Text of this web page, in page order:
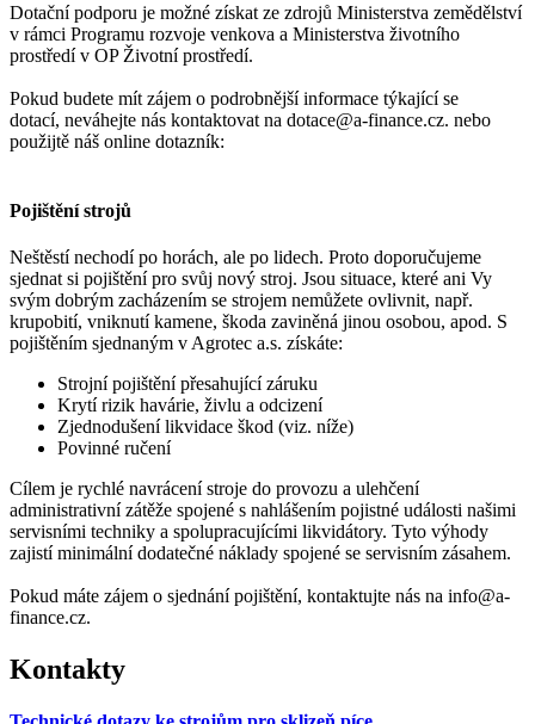
Dotační podporu je možné získat ze zdrojů Ministerstva zemědělství
v rámci Programu rozvoje venkova a Ministerstva životního
prostředí v OP Životní prostředí.
Pokud budete mít zájem o podrobnější informace týkající se
dotací, neváhejte nás kontaktovat na dotace@a-finance.cz. nebo
použijtě náš online dotazník:
Pojištění strojů
Neštěstí nechodí po horách, ale po lidech. Proto doporučujeme
sjednat si pojištění pro svůj nový stroj. Jsou situace, které ani Vy
svým dobrým zacházením se strojem nemůžete ovlivnit, např.
krupobití, vniknutí kamene, škoda zaviněná jinou osobou, apod. S
pojištěním sjednaným v Agrotec a.s. získáte:
Strojní pojištění přesahující záruku
Krytí rizik havárie, živlu a odcizení
Zjednodušení likvidace škod (viz. níže)
Povinné ručení
Cílem je rychlé navrácení stroje do provozu a ulehčení
administrativní zátěže spojené s nahlášením pojistné události našimi
servisními techniky a spolupracujícími likvidátory. Tyto výhody
zajistí minimální dodatečné náklady spojené se servisním zásahem.
Pokud máte zájem o sjednání pojištění, kontaktujte nás na info@a-
finance.cz.
Kontakty